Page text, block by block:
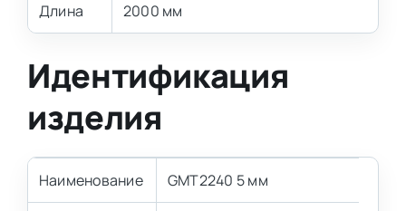
Длина 2000 мм
Идентификация
изделия
Наименование GMT2240 5 мм